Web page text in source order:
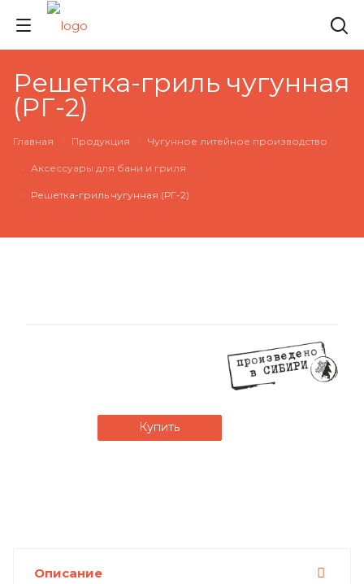
Решетка-гриль чугунная
(РГ-2)
Главная Продукция Чугунное литейное производство
Аксессуары для бани и гриля
Решетка-гриль чугунная (РГ-2)
Купить
Описание